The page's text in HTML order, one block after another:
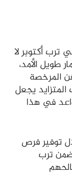
ترب أكتوبر لا
طويل الأمد،
المرخصة
يجعل
في هذا
توفير فرص
ترب